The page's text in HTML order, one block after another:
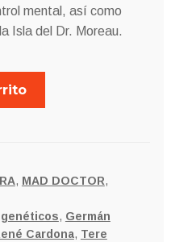
mental, así como
Isla del Dr. Moreau.
, MAD DOCTOR,
, Germán
Cardona, Tere